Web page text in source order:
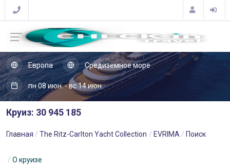
Европа Средиземное море
пн 08 июн. - вс 14 июн.
Круиз: 30 945 185
Главная The Ritz-Carlton Yacht Collection EVRIMA Поиск
О круизе